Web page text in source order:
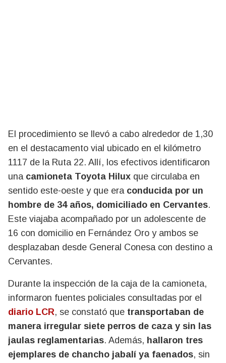
El procedimiento se llevó a cabo alrededor de 1,30
en el destacamento vial ubicado en el kilómetro
1117 de la Ruta 22. Allí, los efectivos identificaron
una camioneta Toyota Hilux que circulaba en
sentido este-oeste y que era conducida por un
hombre de 34 años, domiciliado en Cervantes.
Este viajaba acompañado por un adolescente de
16 con domicilio en Fernández Oro y ambos se
desplazaban desde General Conesa con destino a
Cervantes.
Durante la inspección de la caja de la camioneta,
informaron fuentes policiales consultadas por el
diario LCR, se constató que transportaban de
manera irregular siete perros de caza y sin las
jaulas reglamentarias. Además, hallaron tres
ejemplares de chancho jabalí ya faenados, sin